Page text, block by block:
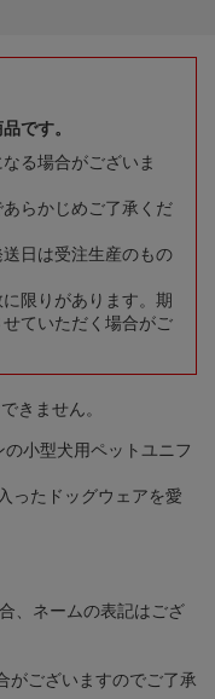
です。
る場合がございま
らかじめご了承くだ
日は受注生産のもの
限りがあります。期
ていただく場合がご
きません。
小型犬用ペットユニフ
ったドッグウェアを愛
、ネームの表記はござ
がございますのでご了承